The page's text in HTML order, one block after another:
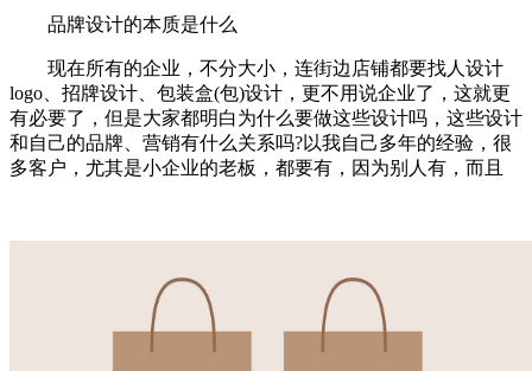
品牌设计的本质是什么
现在所有的企业，不分大小，连街边店铺都要找人设计
logo、招牌设计、包装盒(包)设计，更不用说企业了，这就更
有必要了，但是大家都明白为什么要做这些设计吗，这些设计
和自己的品牌、营销有什么关系吗?以我自己多年的经验，很
多客户，尤其是小企业的老板，都要有，因为别人有，而且